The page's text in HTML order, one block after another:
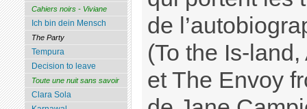
de
(To the Is-
et The Envoy
Cahiers noirs - Viviane
Ich bin dein Mensch
The Party
Tempura
Decision to leave
Toute une nuit sans savoir
Clara Sola